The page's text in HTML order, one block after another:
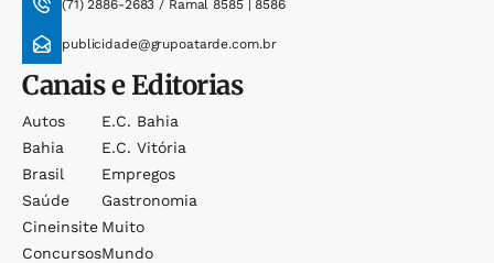
(71) 2886-2683 / Ramal 8585 | 8586
publicidade@grupoatarde.com.br
Canais e Editorias
Autos
Bahia
Brasil
Saúde
Cineinsite
Concursos
E.c. Bahia
E.c. Vitória
Empregos
Gastronomia
Muito
Mundo